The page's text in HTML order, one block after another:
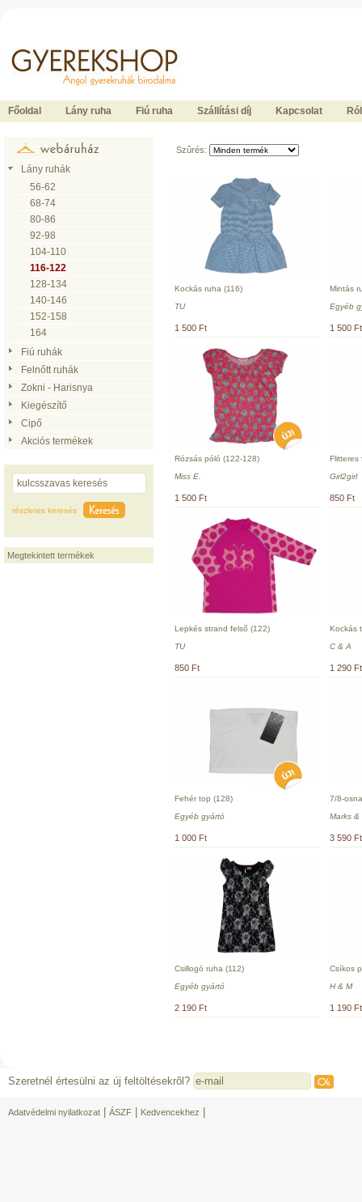
Főoldal Lány ruha Fiú ruha Szállítási díj Kapcsolat
Lány ruhák
56-62
68-74
80-86
92-98
104-110
116-122
128-134
140-146
152-158
164
Fiú ruhák
Felnőtt ruhák
Zokni - Harisnya
Kiegészítő
Cipő
Akciós termékek
részletes keresés
Megtekintett termékek
Szûrés:
Kockás ruha (116)
TU
1 500 Ft
Mintás
Egyéb
1 500 Ft
Rózsás póló (122-128)
Miss E.
1 500 Ft
Flitteres
Girl2girl
850 Ft
Lepkés strand felső (122)
TU
850 Ft
Kockás
C & A
1 290 Ft
Fehér top (128)
Egyéb gyártó
1 000 Ft
7/8-
Marks &
3 590 Ft
Csillogó ruha (112)
Egyéb gyártó
2 190 Ft
Csíkos
H & M
1 190 Ft
Szeretnél értesülni az új feltöltésekrõl?
Adatvédelmi nyilatkozat ÁSZF Kedvencekhez